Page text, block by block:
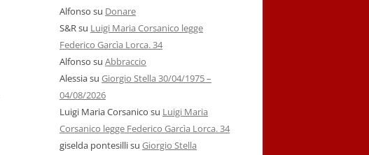
Alfonso su Donare
S&Rsu Luigi Maria Corsanico legge
Federico Garcìa Lorca. 34
Alfonso su Abbraccio
Alessiasu Giorgio Stella 30/04/1975 –
04/08/2026
Luigi Maria Corsanico su Luigi Maria
Corsanico legge Federico Garcìa Lorca. 34
giselda pontesillisu Giorgio Stella